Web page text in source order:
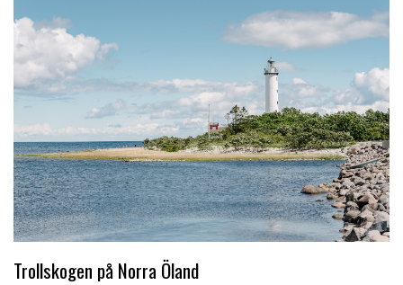
Trollskogen på Norra Öland